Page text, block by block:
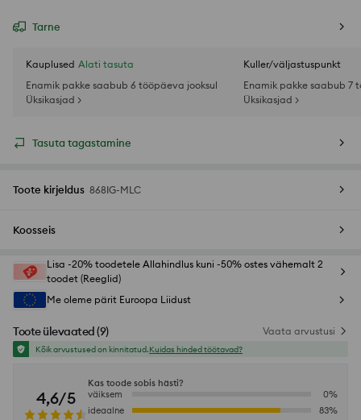
Tarne
Kauplused Alati tasuta
Enamik pakke saabub 6 tööpäeva jooksul
Üksikasjad >
Kuller/väljastuspunkt
Enamik pakke saabub 7
Üksikasjad >
Tasuta tagastamine
Toote kirjeldus 868IG-MLC
Koosseis
Lisa -20% toodetele Allahindlus kuni -50% ostes vähemalt 2
toodet (Reeglid)
Me oleme pärit Euroopa Liidust
Toote ülevaated (9) Vaata arvustusi
Kõik arvustused on kinnitatud.Kuidas hinded töötavad?
4,6/5
Kas toode sobis hästi?
väiksem
0%
ideaalne
83%